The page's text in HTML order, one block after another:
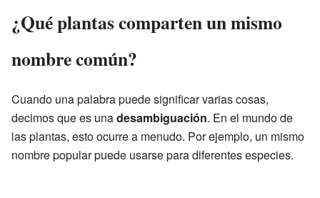
¿Qué plantas comparten un mismo
nombre común?
Cuando una palabra puede significar varias cosas,
decimos que es unadesambiguación. En el mundo de
las plantas, esto ocurre a menudo. Por ejemplo, un mismo
nombre popular puede usarse para diferentes especies.